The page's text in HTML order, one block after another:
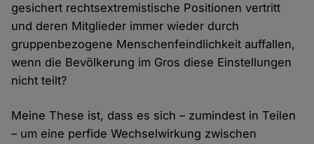
gesichert rechtsextremistische Positionen vertritt
und deren Mitglieder immer wieder durch
gruppenbezogene Menschenfeindlichkeit auffallen,
wenn die Bevölkerung im Gros diese Einstellungen
nicht teilt?
Meine These ist, dass es sich – zumindest in Teilen
– um eine perfide Wechselwirkung zwischen